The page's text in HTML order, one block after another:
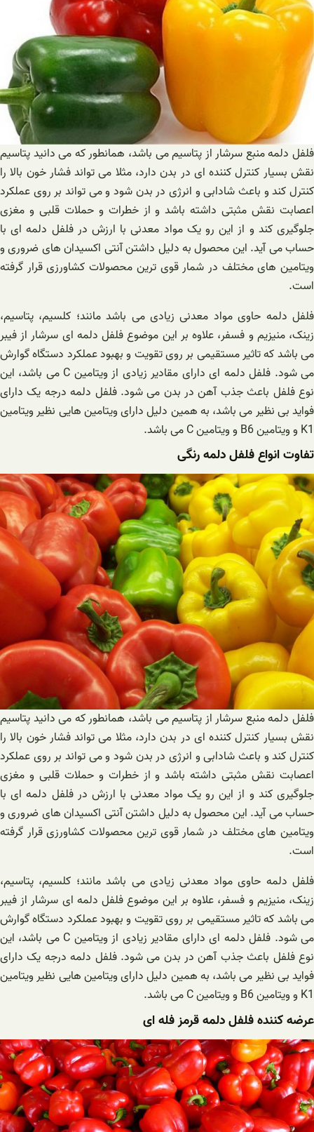
فلفل دلمه منبع سرشار از پتاسیم می باشد، همانطور که می دانید پتاسیم
نقش بسیار کنترل کننده ای در بدن دارد، مثلا می تواند فشار خون بالا را
کنترل کند و باعث شادابی و انرژی در بدن شود و می تواند بر روی عملکرد
اعصابت نقش مثبتی داشته باشد و از خطرات و حملات قلبی و مغزی
جلوگیری کند و از این رو یک مواد معدنی با ارزش در فلفل دلمه ای با
حساب می آید. این محصول به دلیل داشتن آنتی اکسیدان های ضروری و
ویتامین های مختلف در شمار قوی ترین محصولات کشاورزی قرار گرفته
است.
فلفل دلمه حاوی مواد معدنی زیادی می باشد مانند؛ کلسیم، پتاسیم،
زینک، منیزیم و فسفر، علاوه بر این موضوع فلفل دلمه ای سرشار از فیبر
می باشد که تاثیر مستقیمی بر روی تقویت و بهبود عملکرد دستگاه گوارش
می شود. فلفل دلمه ای دارای مقادیر زیادی از ویتامین C می باشد، این
نوع فلفل باعث جذب آهن در بدن می شود‌. فلفل دلمه درجه یک دارای
فواید بی نظیر می باشد، به همین دلیل دارای ویتامین هایی نظیر ویتامین
K1 و ویتامین B6 و ویتامین C می باشد.
تفاوت انواع فلفل دلمه رنگی
فلفل دلمه منبع سرشار از پتاسیم می باشد، همانطور که می دانید پتاسیم
نقش بسیار کنترل کننده ای در بدن دارد، مثلا می تواند فشار خون بالا را
کنترل کند و باعث شادابی و انرژی در بدن شود و می تواند بر روی عملکرد
اعصابت نقش مثبتی داشته باشد و از خطرات و حملات قلبی و مغزی
جلوگیری کند و از این رو یک مواد معدنی با ارزش در فلفل دلمه ای با
حساب می آید. این محصول به دلیل داشتن آنتی اکسیدان های ضروری و
ویتامین های مختلف در شمار قوی ترین محصولات کشاورزی قرار گرفته
است.
فلفل دلمه حاوی مواد معدنی زیادی می باشد مانند؛ کلسیم، پتاسیم،
زینک، منیزیم و فسفر، علاوه بر این موضوع فلفل دلمه ای سرشار از فیبر
می باشد که تاثیر مستقیمی بر روی تقویت و بهبود عملکرد دستگاه گوارش
می شود. فلفل دلمه ای دارای مقادیر زیادی از ویتامین C می باشد، این
نوع فلفل باعث جذب آهن در بدن می شود‌. فلفل دلمه درجه یک دارای
فواید بی نظیر می باشد، به همین دلیل دارای ویتامین هایی نظیر ویتامین
K1 و ویتامین B6 و ویتامین C می باشد.
عرضه کننده فلفل دلمه قرمز فله ای